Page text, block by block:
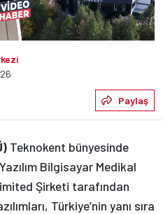
Paylaş
Teknokent bünyesinde
Bilgisayar Medikal
Şirketi tarafından
Türkiye’nin yanı sıra